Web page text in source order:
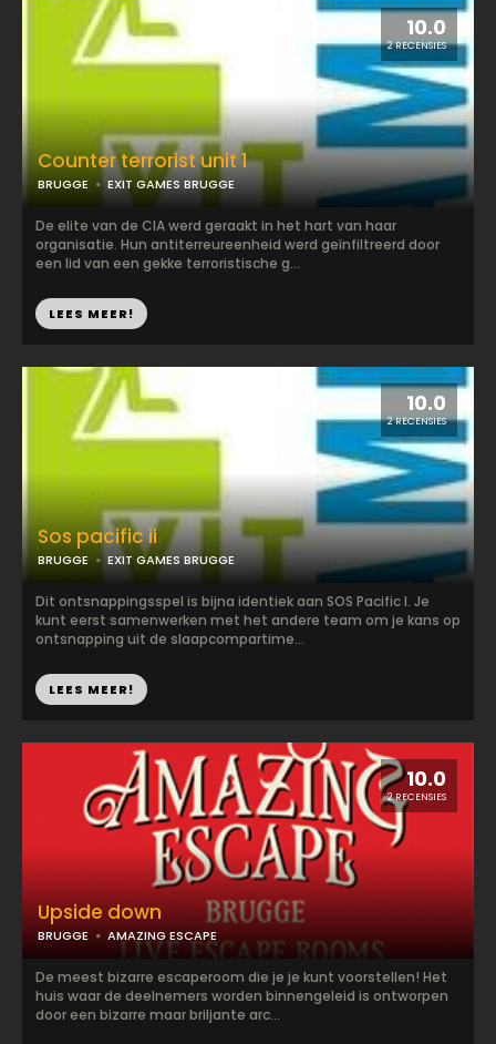
10.0
2 RECENSIES
Counter terrorist unit 1
BRUGGE EXIT GAMES BRUGGE
De elite van de CIA werd geraakt in het hart van haar
organisatie. Hun antiterreureenheid werd geïnfiltreerd door
een lid van een gekke terroristische g...
LEES MEER!
10.0
2 RECENSIES
Sos pacific ii
BRUGGE EXIT GAMES BRUGGE
Dit ontsnappingsspel is bijna identiek aan SOS Pacific I. Je
kunt eerst samenwerken met het andere team om je kans op
ontsnapping uit de slaapcompartime...
LEES MEER!
10.0
2 RECENSIES
Upside down
BRUGGE AMAZING ESCAPE
De meest bizarre escaperoom die je je kunt voorstellen! Het
huis waar de deelnemers worden binnengeleid is ontworpen
door een bizarre maar briljante arc...